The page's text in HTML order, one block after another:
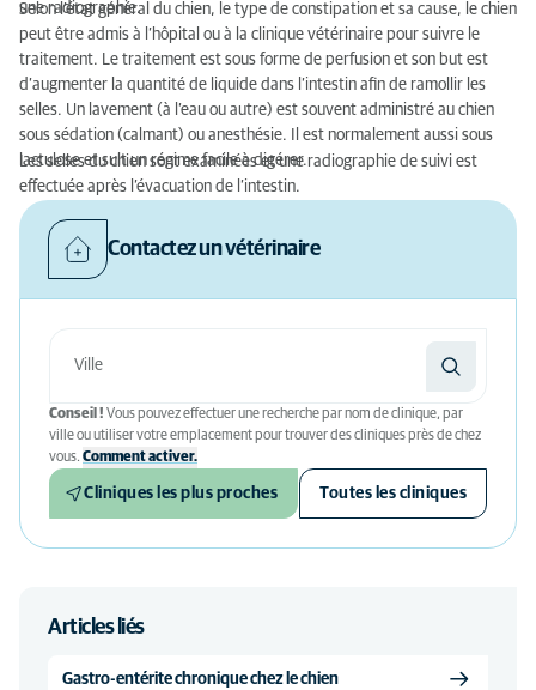
une radiographie.
Selon l’état général du chien, le type de constipation et sa cause, le chien
peut être admis à l’hôpital ou à la clinique vétérinaire pour suivre le
traitement. Le traitement est sous forme de perfusion et son but est
d’augmenter la quantité de liquide dans l’intestin afin de ramollir les
selles. Un lavement (à l’eau ou autre) est souvent administré au chien
sous sédation (calmant) ou anesthésie. Il est normalement aussi sous
lactulose et suit un régime facile à digérer.
Les selles du chien sont examinées et une radiographie de suivi est
effectuée après l’évacuation de l’intestin.
Contactez un vétérinaire
Conseil ! Vous pouvez effectuer une recherche par nom de clinique, par
ville ou utiliser votre emplacement pour trouver des cliniques près de chez
vous. Comment activer.
Cliniques les plus proches Toutes les cliniques
Articles liés
Gastro-entérite chronique chez le chien